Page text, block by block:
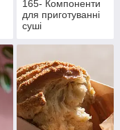
165- Компоненти
для приготуванні
суші